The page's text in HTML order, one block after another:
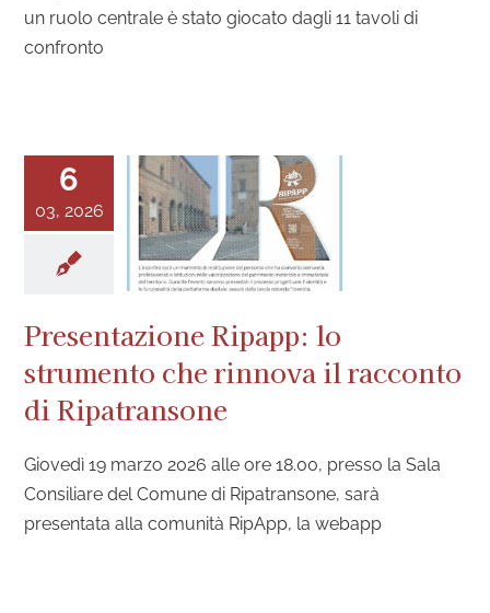
un ruolo centrale è stato giocato dagli 11 tavoli di
confronto
6
03, 2026
Presentazione Ripapp: lo
strumento che rinnova il racconto
di Ripatransone
Giovedì 19 marzo 2026 alle ore 18.00, presso la Sala
Consiliare del Comune di Ripatransone, sarà
presentata alla comunità RipApp, la webapp